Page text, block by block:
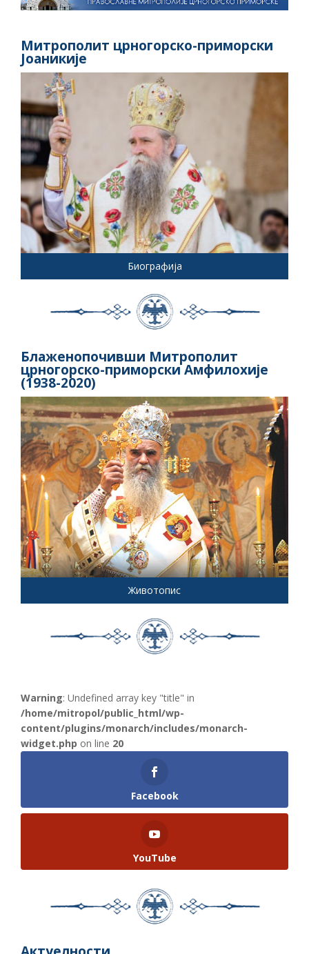
Митрополит црногорско-приморски
Јоаникије
Биографија
Блаженопочивши Митрополит
црногорско-приморски Амфилохије
(1938-2020)
Животопис
Warning: Undefined array key "title" in
/home/mitropol/public_html/wp-
content/plugins/monarch/includes/monarch-
widget.php on line 20
Facebook
YouTube